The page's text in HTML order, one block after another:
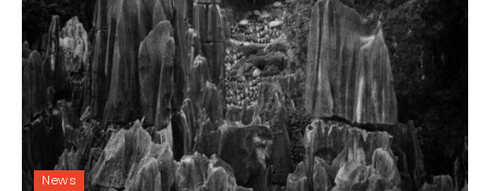
News